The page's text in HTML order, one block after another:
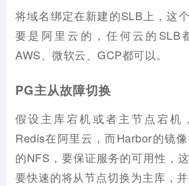
将域名绑定在新建的SLB上，这
要是阿里云的，任何云的SLB
AWS、微软云、GCP都可以。
PG主从故障切换
假设主库宕机或者主节点宕机
Redis在阿里云，而Harbor的镜
的NFS，要保证服务的可用性，
要快速的将从节点切换为主库，